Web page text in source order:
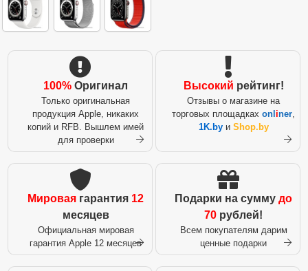
100% Оригинал
Только оригинальная
продукция Apple, никаких
копий и RFB. Вышлем имей
для проверки
Высокий рейтинг!
Отзывы о магазине на
торговых площадках onl iner,
1K.byи Shop.by
Мировая гарантия 12
месяцев
Официальная мировая
гарантия Apple 12 месяцев
Подарки на сумму до
70 рублей!
Всем покупателям дарим
ценные подарки